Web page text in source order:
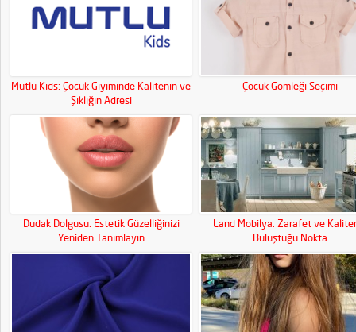
Mutlu Kids: Çocuk Giyiminde Kalitenin ve
Şıklığın Adresi
Çocuk Gömleği Seçimi
Dudak Dolgusu: Estetik Güzelliğinizi
Yeniden Tanımlayın
Land Mobilya: Zarafet ve
Buluştuğu Nokta